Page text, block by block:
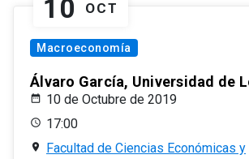
10 OCT
Macroeconomía
Álvaro García, Universidad de
10 de Octubre de 2019
17:00
Facultad de Ciencias Económicas y